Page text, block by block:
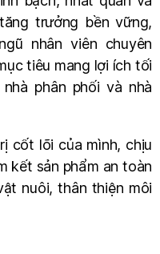
trưởng bền vững,
nhân viên chuyên
tiêu mang lợi ích tối
phân phối và nhà
cốt lõi của mình, chịu
kết sản phẩm an toàn
nuôi, thân thiện môi